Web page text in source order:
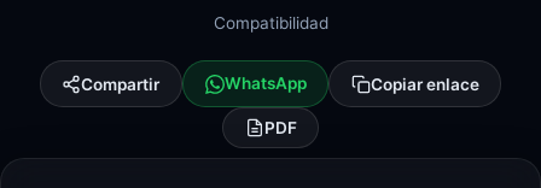
Compatibilidad
Compartir WhatsApp Copiar enlace
PDF